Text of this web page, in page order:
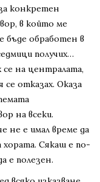
конкретен
в който ме
бъде обработен в
получих…
на централата,
се отказах. Оказа
на всеки.
не е имал време да
Сякаш е по-
е полезен.